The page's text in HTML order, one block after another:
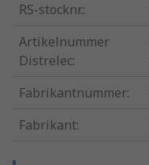
RS-stocknr.:
Artikelnummer
Distrelec:
Fabrikantnummer:
Fabrikant: